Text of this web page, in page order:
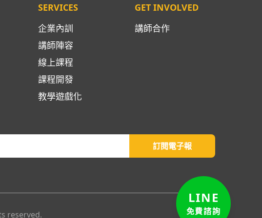
LINE
免費諮詢
SERVICES
企業內訓
講師陣容
線上課程
課程開發
教學遊戲化
GET INVOLVED
講師合作
訂閱電子報
reserved.